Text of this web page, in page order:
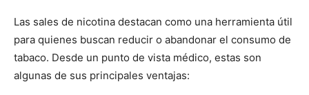
Las sales de nicotina destacan como una herramienta útil
para quienes buscan reducir o abandonar el consumo de
tabaco. Desde un punto de vista médico, estas son
algunas de sus principales ventajas: